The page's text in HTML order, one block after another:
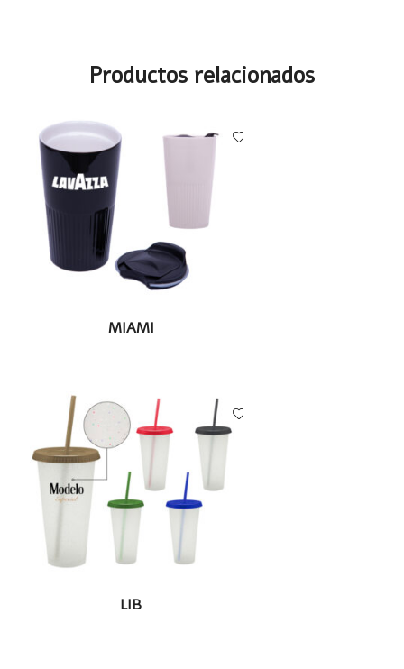
Tu dirección de correo electrónico no será publicada. Los campos
Your Rating
2 of
stars
3 of
stars
4 of
5
stars
5 of
stars
Productos relacionados
LEER MÁS
MIAMI
LEER MÁS
LIB